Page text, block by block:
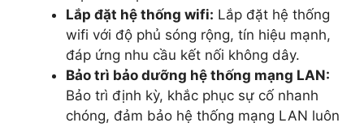
Lắp đặt hệ thống wifi: Lắp đặt hệ thống
wifi với độ phủ sóng rộng, tín hiệu mạnh,
đáp ứng nhu cầu kết nối không dây.
Bảo trì bảo dưỡng hệ thống mạng LAN:
Bảo trì định kỳ, khắc phục sự cố nhanh
chóng, đảm bảo hệ thống mạng LAN luôn